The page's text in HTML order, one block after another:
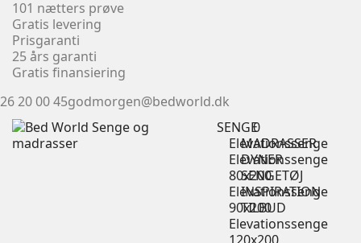
101 nætters prøve
Gratis levering
Prisgaranti
25 års garanti
Gratis finansiering
26 20 00 45godmorgen@bedworld.dk
SENGE
Elevationssenge
Elevationssenge
80x200
Elevationssenge
90x200
Elevationssenge
MADRASSER
DYNER
SENGETØJ
INSPIRATION
TILBUD
0